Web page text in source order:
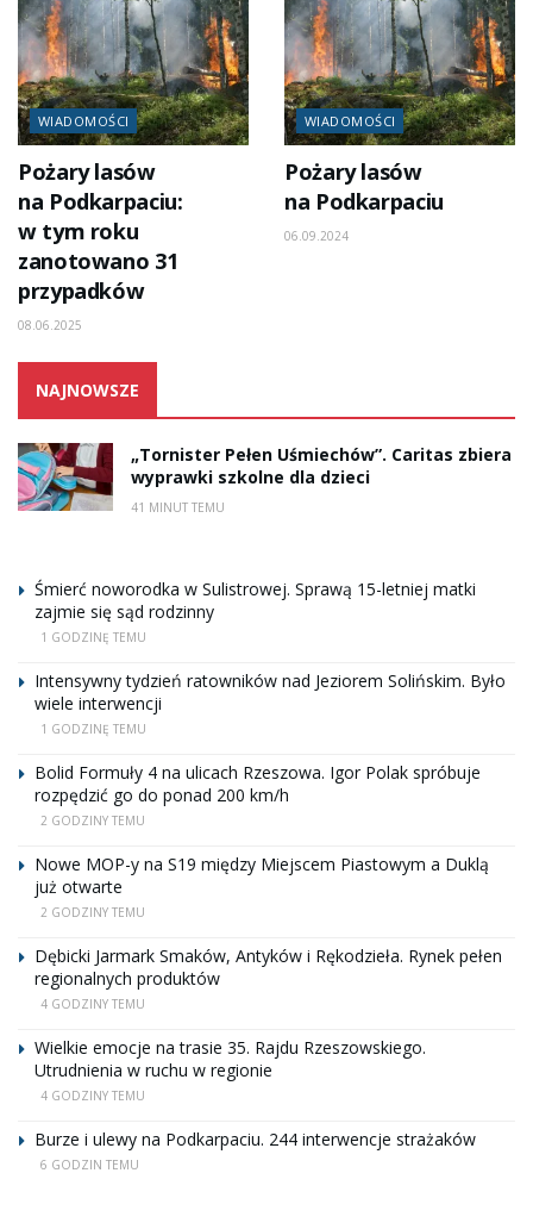
WIADOMOŚCI
Pożary lasów
na Podkarpaciu:
w tym roku
zanotowano 31
przypadków
08.06.2025
WIADOMOŚCI
Pożary lasów
na Podkarpaciu
06.09.2024
NAJNOWSZE
„Tornister Pełen Uśmiechów”. Caritas zbiera
wyprawki szkolne dla dzieci
41 MINUT TEMU
Śmierć noworodka w Sulistrowej. Sprawą 15-letniej matki
zajmie się sąd rodzinny
1 GODZINĘ TEMU
Intensywny tydzień ratowników nad Jeziorem Solińskim. Było
wiele interwencji
1 GODZINĘ TEMU
Bolid Formuły 4 na ulicach Rzeszowa. Igor Polak spróbuje
rozpędzić go do ponad 200 km/h
2 GODZINY TEMU
Nowe MOP-y na S19 między Miejscem Piastowym a Duklą
już otwarte
2 GODZINY TEMU
Dębicki Jarmark Smaków, Antyków i Rękodzieła. Rynek pełen
regionalnych produktów
4 GODZINY TEMU
Wielkie emocje na trasie 35. Rajdu Rzeszowskiego.
Utrudnienia w ruchu w regionie
4 GODZINY TEMU
Burze i ulewy na Podkarpaciu. 244 interwencje strażaków
6 GODZIN TEMU